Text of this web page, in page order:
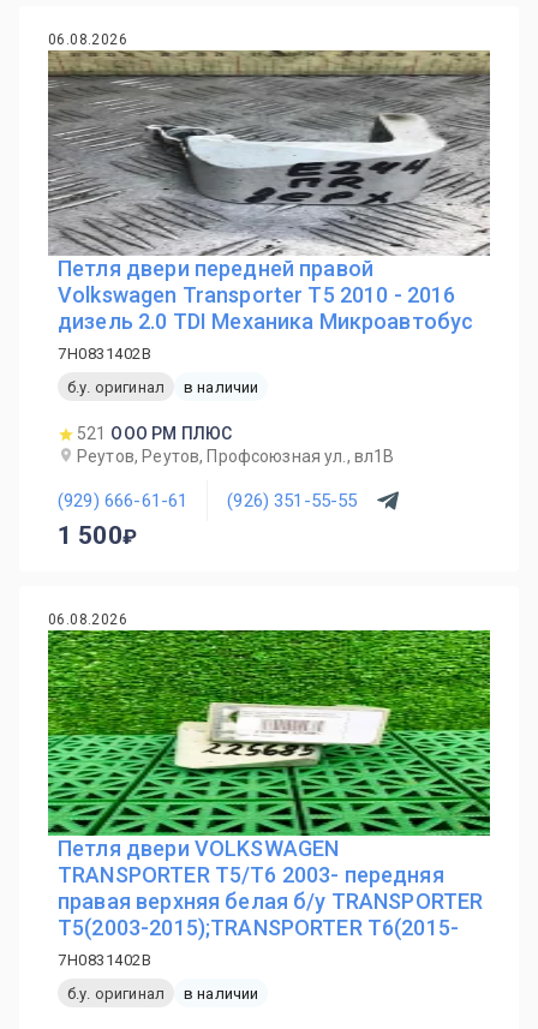
06.08.2026
Петля двери передней правой
Volkswagen Transporter T5 2010 - 2016
дизель 2.0 TDI Механика Микроавтобус
7H0831402B
б.у. оригинал
в наличии
521 ООО РМ ПЛЮС
Реутов, Реутов, Профсоюзная ул., вл1В
(929) 666-61-61 (926) 351-55-55
1 500
06.08.2026
Петля двери VOLKSWAGEN
TRANSPORTER T5/T6 2003- передняя
правая верхняя белая б/у TRANSPORTER
T5(2003-2015);TRANSPORTER T6(2015-
7H0831402B
б.у. оригинал
в наличии